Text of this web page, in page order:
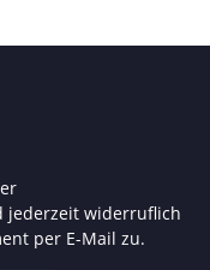
jederzeit widerruflich
per E-Mail zu.